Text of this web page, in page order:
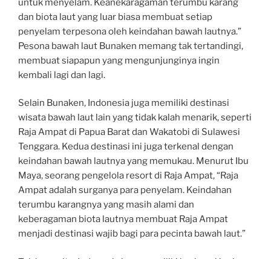
dan biota laut yang luar biasa membuat setiap
penyelam terpesona oleh keindahan bawah lautnya.”
Pesona bawah laut Bunaken memang tak tertandingi,
membuat siapapun yang mengunjunginya ingin
kembali lagi dan lagi.
Selain Bunaken, Indonesia juga memiliki destinasi
wisata bawah laut lain yang tidak kalah menarik, seperti
Raja Ampat di Papua Barat dan Wakatobi di Sulawesi
Tenggara. Kedua destinasi ini juga terkenal dengan
keindahan bawah lautnya yang memukau. Menurut Ibu
Maya, seorang pengelola resort di Raja Ampat, “Raja
Ampat adalah surganya para penyelam. Keindahan
terumbu karangnya yang masih alami dan
keberagaman biota lautnya membuat Raja Ampat
menjadi destinasi wajib bagi para pecinta bawah laut.”